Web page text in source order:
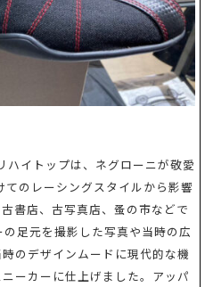
ハイトップは、ネグローニが敬愛
のレーシングスタイルから影響
書店、古写真店、蚤の市などで
足元を撮影した写真や当時の広
のデザインムードに現代的な機
ーカーに仕上げました。アッパ